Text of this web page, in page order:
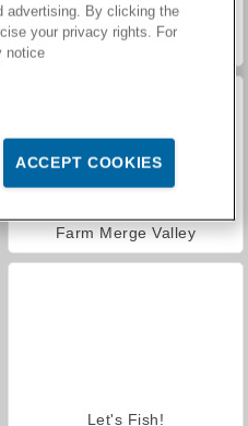
Farm Merge Valley
Let's Fish!
advertising. By clicking the
your privacy rights. For
notice
ACCEPT COOKIES